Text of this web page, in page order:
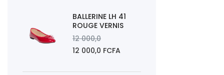
BALLERINE LH 41
ROUGE VERNIS
12 000,0
12 000,0 FCFA